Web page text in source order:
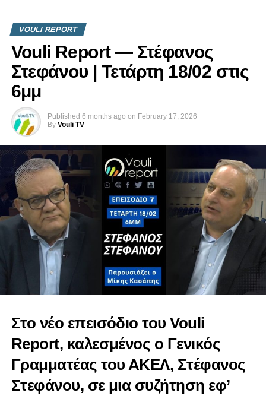
Δήλωση Κώστα Κώστα για Επιτροπή Ενέργειας
Εμπορίου Βιομηχανίας και Τουρισμού
Δήλωση Περδίκη Γιώργου για Επιτροπή Εργασίας
https://youtu.be/jaeeDLanYEA
Δήλωση ΜΑΥΡΙΔΗ Μάριου για Επιτροπή Εργασίας
Πρόνοιας και Κοινωνικών Ασφαλίσεων
VOULI REPORT
Vouli Report — Στέφανος
Στεφάνου | Τετάρτη 18/02 στις
6μμ
Published 6 months ago on February 17, 2026
By Vouli TV
Στο νέο επεισόδιο του Vouli
Report, καλεσμένος ο Γενικός
Γραμματέας του ΑΚΕΛ, Στέφανος
Στεφάνου, σε μια συζήτηση εφ’